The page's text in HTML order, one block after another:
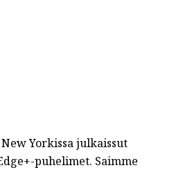
Yorkissa julkaissut
puhelimet. Saimme